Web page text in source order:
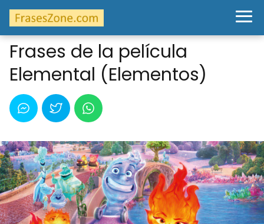
Frases de la película
Elemental (Elementos)